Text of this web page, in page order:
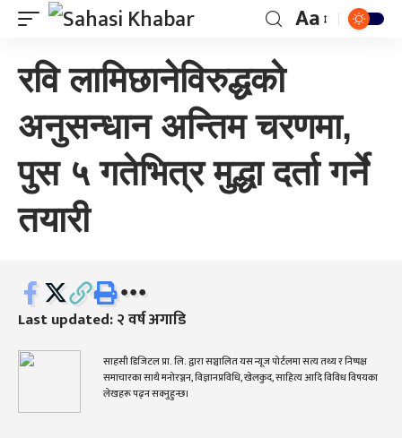
Aa
रवि लामिछानेविरुद्धको
अनुसन्धान अन्तिम चरणमा,
पुस ५ गतेभित्र मुद्धा दर्ता गर्ने
तयारी
Last updated: २ वर्ष अगाडि
साहसी डिजिटल प्रा. लि. द्वारा सञ्चालित यस न्यूज पोर्टलमा सत्य तथ्य र निष्पक्ष
समाचारका साथै मनोरञ्जन, विज्ञानप्रविधि, खेलकुद, साहित्य आदि विविध विषयका
लेखहरू पढ्न सक्नुहुन्छ।